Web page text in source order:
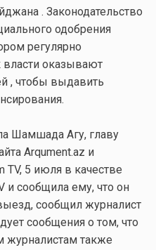
. Законодательство
одобрения
регулярно
оказывают
, чтобы выдавить
Шамшада Агу, главу
Arqument.az и
5 июля в качестве
и сообщила ему, что он
сообщил журналист
сообщения о том, что
журналистам также